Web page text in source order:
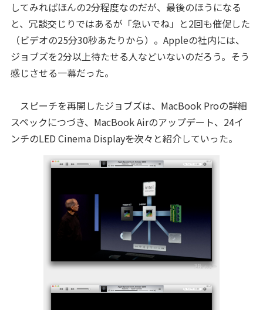
してみればほんの2分程度なのだが、最後のほうになる
と、冗談交じりではあるが「急いでね」と2回も催促した
（ビデオの25分30秒あたりから）。Appleの社内には、
ジョブズを2分以上待たせる人などいないのだろう。そう
感じさせる一幕だった。
スピーチを再開したジョブズは、MacBook Proの詳細
スペックにつづき、MacBook Airのアップデート、24イ
ンチのLED Cinema Display――を次々と紹介していった。